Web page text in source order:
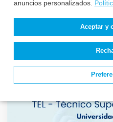
anuncios personalizados.
Aceptar y
17 julio, 2026
El Servicio
publica la
de examen de
Superior